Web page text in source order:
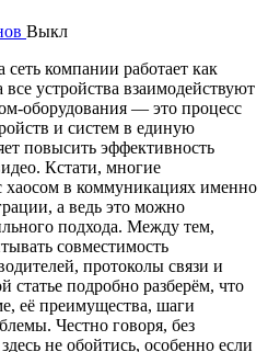
Выкл
сеть компании работает как
устройства взаимодействуют
оборудования — это процесс
и систем в единую
повысить эффективность
Кстати, многие
хаосом в коммуникациях именно
а ведь это можно
подхода. Между тем,
совместимость
протоколы связи и
статье подробно разберём, что
её преимущества, шаги
Честно говоря, без
не обойтись, особенно если